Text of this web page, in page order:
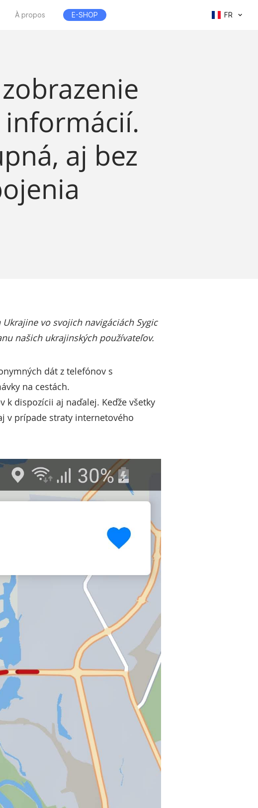
À propos E-SHOP FR
aj bez
vo svojich navigáciách Sygic
našich ukrajinských používateľov.
dát z telefónov s
na cestách.
k dispozícii aj naďalej. Keďže všetky
v prípade straty internetového